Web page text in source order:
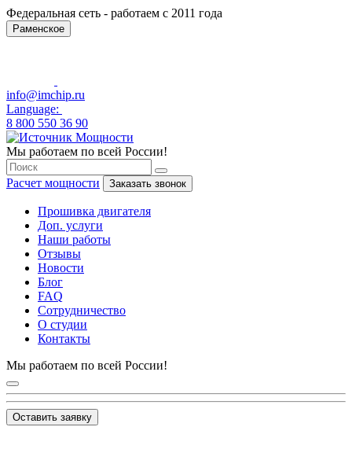
Федеральная сеть - работаем с 2011 года
Раменское
info@imchip.ru
Language:
8 800 550 36 90
Мы работаем по всей России!
Расчет мощности Заказать звонок
Прошивка двигателя
Доп. услуги
Наши работы
Отзывы
Новости
Блог
FAQ
Сотрудничество
О студии
Контакты
Мы работаем по всей России!
Оставить заявку